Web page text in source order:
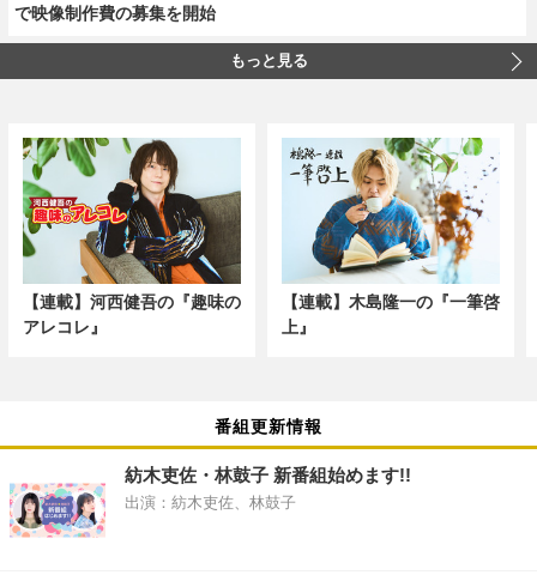
で映像制作費の募集を開始
もっと見る
【連載】河西健吾の『趣味の
アレコレ』
【連載】木島隆一の『一筆啓
上』
番組更新情報
紡木吏佐・林鼓子 新番組始めます!!
出演：紡木吏佐、林鼓子